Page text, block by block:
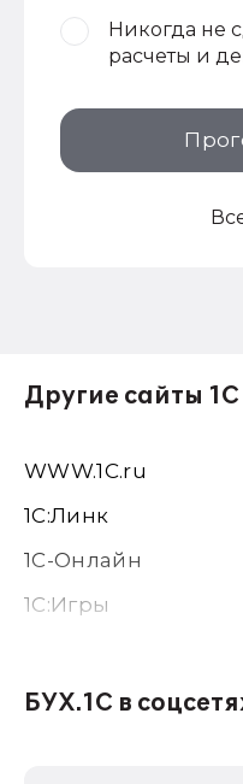
Никогда не
расчеты и
Другие сайты 1С
WWW.1С.ru
1С:Линк
1С-Онлайн
1C:Игры
1С:Консалтинг
БУХ.1С в